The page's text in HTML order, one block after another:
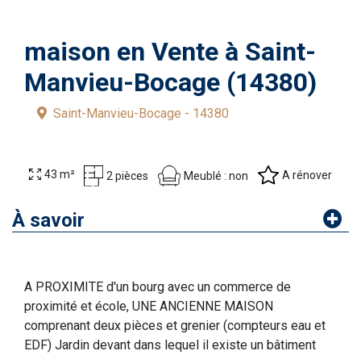
43 m² 2 pièces Meublé : non A rénover
À savoir
A PROXIMITE d'un bourg avec un commerce de
proximité et école, UNE ANCIENNE MAISON
comprenant deux pièces et grenier (compteurs eau et
EDF) Jardin devant dans lequel il existe un bâtiment
maison en Vente à Saint-
Manvieu-Bocage (14380)
Saint-Manvieu-Bocage - 14380